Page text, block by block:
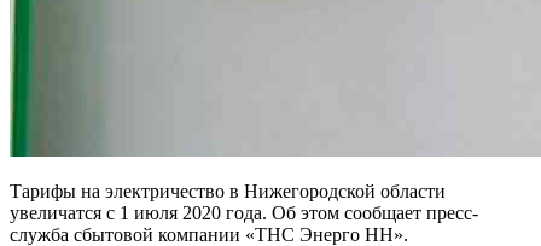
Тарифы на электричество в Нижегородской области
увеличатся с 1 июля 2020 года. Об этом сообщает пресс-
служба сбытовой компании «ТНС Энерго НН».